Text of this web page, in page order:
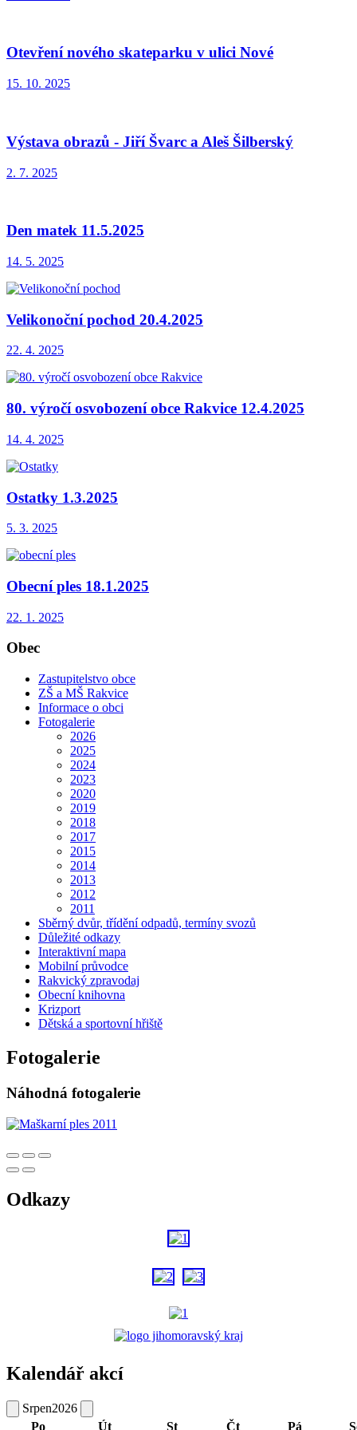
Otevření nového skateparku v ulici Nové
15. 10. 2025
Výstava obrazů - Jiří Švarc a Aleš Šilberský
2. 7. 2025
Den matek 11.5.2025
14. 5. 2025
Velikonoční pochod 20.4.2025
22. 4. 2025
80. výročí osvobození obce Rakvice 12.4.2025
14. 4. 2025
Ostatky 1.3.2025
5. 3. 2025
Obecní ples 18.1.2025
22. 1. 2025
Obec
Zastupitelstvo obce
ZŠ a MŠ Rakvice
Informace o obci
Fotogalerie
2026
2025
2024
2023
2020
2019
2018
2017
2015
2014
2013
2012
2011
Sběrný dvůr, třídění odpadů, termíny svozů
Důležité odkazy
Interaktivní mapa
Mobilní průvodce
Rakvický zpravodaj
Obecní knihovna
Krizport
Dětská a sportovní hřiště
Fotogalerie
Náhodná fotogalerie
Odkazy
Kalendář akcí
Srpen2026
Po
Út St Čt Pá